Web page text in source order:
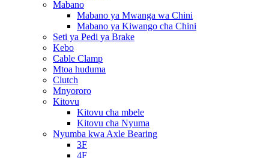
Mabano
Mabano ya Mwanga wa Chini
Mabano ya Kiwango cha Chini
Seti ya Pedi ya Brake
Kebo
Cable Clamp
Mtoa huduma
Clutch
Mnyororo
Kitovu
Kitovu cha mbele
Kitovu cha Nyuma
Nyumba kwa Axle Bearing
3F
4F